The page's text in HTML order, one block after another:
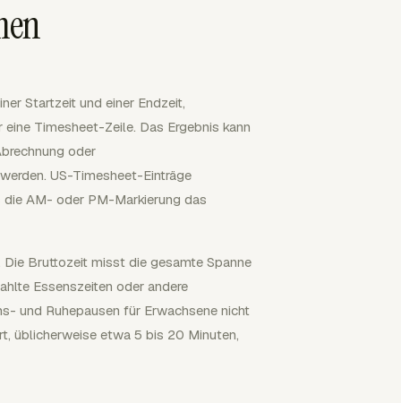
Startzeit und einer Endzeit,
Timesheet-Zeile. Das Ergebnis kann
oder
US-Timesheet-Einträge
AM- oder PM-Markierung das
Bruttozeit misst die gesamte Spanne
Essenszeiten oder andere
und Ruhepausen für Erwachsene nicht
üblicherweise etwa 5 bis 20 Minuten,